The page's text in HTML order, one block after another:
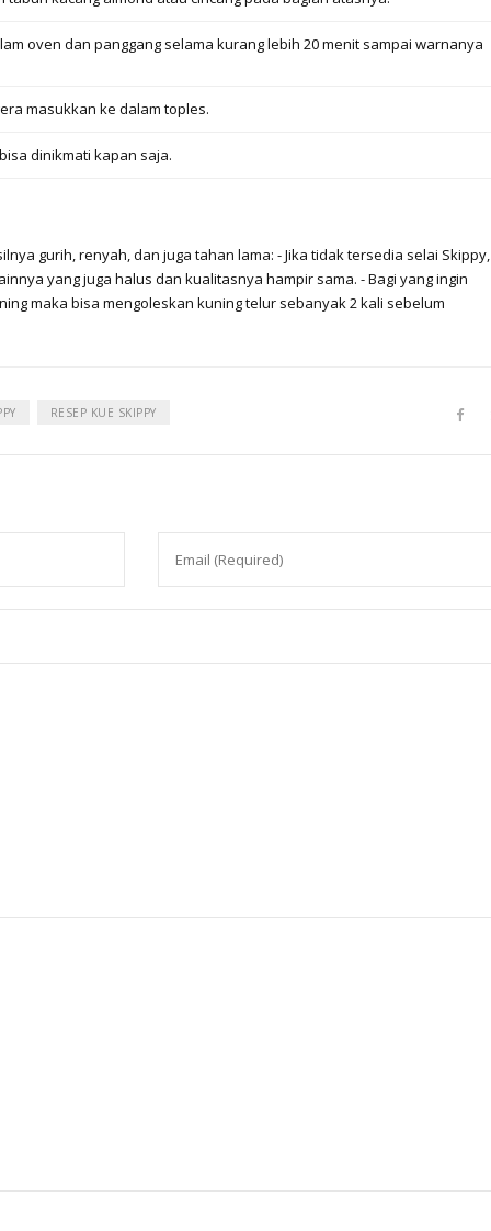
oven dan panggang selama kurang lebih 20 menit sampai warnanya
masukkan ke dalam toples.
dinikmati kapan saja.
gurih, renyah, dan juga tahan lama: - Jika tidak tersedia selai Skippy,
yang juga halus dan kualitasnya hampir sama. - Bagi yang ingin
maka bisa mengoleskan kuning telur sebanyak 2 kali sebelum
RESEP KUE SKIPPY